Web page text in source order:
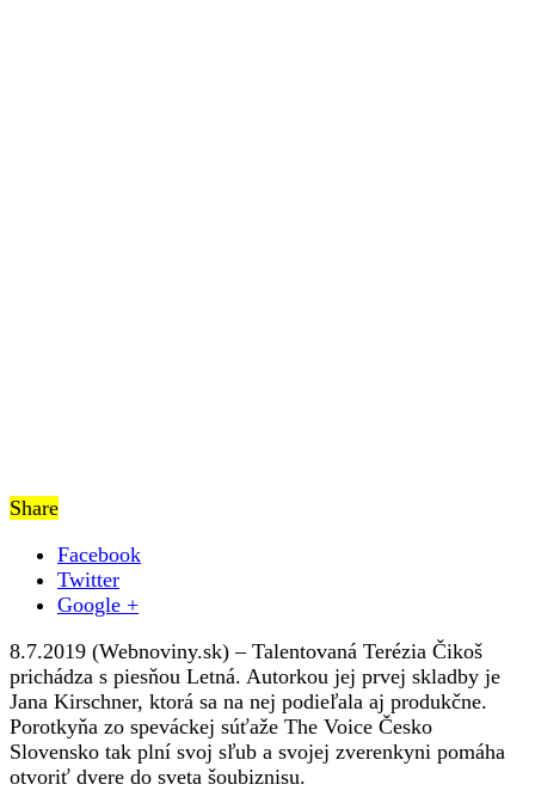
Share
Facebook
Twitter
Google +
8.7.2019 (Webnoviny.sk) – Talentovaná Terézia Čikoš
prichádza s piesňou Letná. Autorkou jej prvej skladby je
Jana Kirschner, ktorá sa na nej podieľala aj produkčne.
Porotkyňa zo speváckej súťaže The Voice Česko
Slovensko tak plní svoj sľub a svojej zverenkyni pomáha
otvoriť dvere do sveta šoubiznisu.